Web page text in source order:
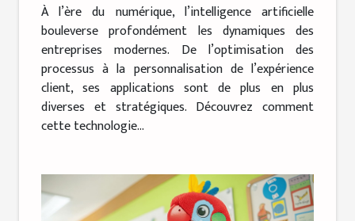
À l’ère du numérique, l’intelligence artificielle
bouleverse profondément les dynamiques des
entreprises modernes. De l’optimisation des
processus à la personnalisation de l’expérience
client, ses applications sont de plus en plus
diverses et stratégiques. Découvrez comment
cette technologie...